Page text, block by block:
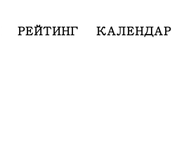
РЕЙТИНГ КАЛЕНДАР